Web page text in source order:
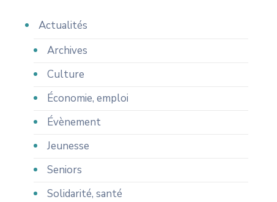
Actualités
Archives
Culture
Économie, emploi
Évènement
Jeunesse
Seniors
Solidarité, santé